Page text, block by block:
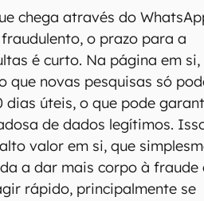
chega através do
o prazo para a
é curto. Na página em si,
que novas pesquisas só
dias úteis, o que pode
de dados legítimos.
valor em si, que
a dar mais corpo à fraude
rápido, principalmente se